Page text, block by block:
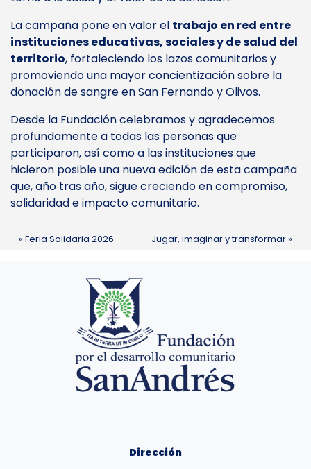
La campaña pone en valor el trabajo en red entre
instituciones educativas, sociales y de salud del
territorio, fortaleciendo los lazos comunitarios y
promoviendo una mayor concientización sobre la
donación de sangre en San Fernando y Olivos.
Desde la Fundación celebramos y agradecemos
profundamente a todas las personas que
participaron, así como a las instituciones que
hicieron posible una nueva edición de esta campaña
que, año tras año, sigue creciendo en compromiso,
solidaridad e impacto comunitario.
Feria Solidaria 2026 Jugar, imaginar y transformar
Dirección